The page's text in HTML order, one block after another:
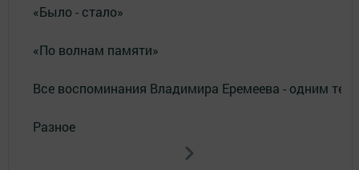
«Было - стало»
«По волнам памяти»
Все воспоминания Владимира Еремеева - одним
Разное